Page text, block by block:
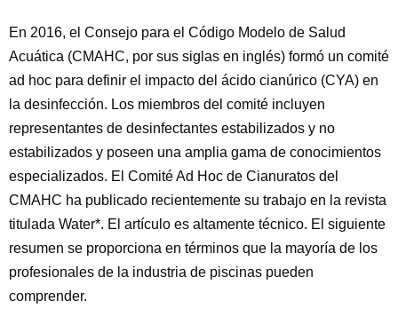
En 2016, el Consejo para el Código Modelo de Salud
Acuática (CMAHC, por sus siglas en inglés) formó un comité
ad hoc para definir el impacto del ácido cianúrico (CYA) en
la desinfección. Los miembros del comité incluyen
representantes de desinfectantes estabilizados y no
estabilizados y poseen una amplia gama de conocimientos
especializados. El Comité Ad Hoc de Cianuratos del
CMAHC ha publicado recientemente su trabajo en la revista
titulada Water*. El artículo es altamente técnico. El siguiente
resumen se proporciona en términos que la mayoría de los
profesionales de la industria de piscinas pueden
comprender.